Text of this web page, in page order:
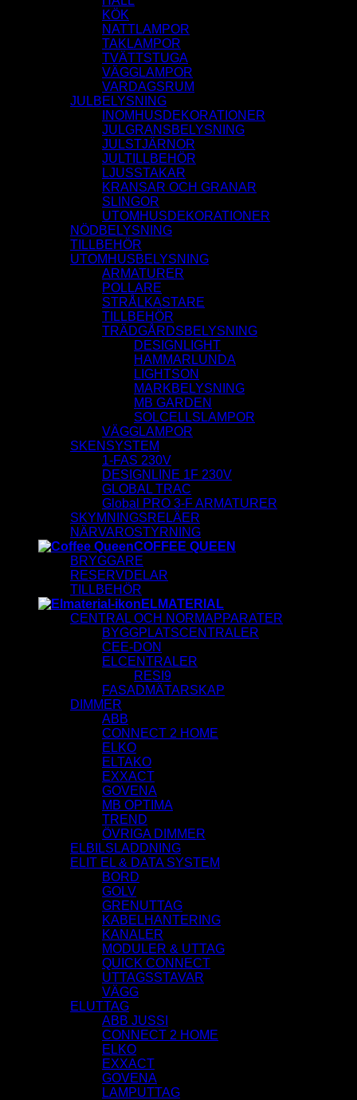
KÖK
NATTLAMPOR
TAKLAMPOR
TVÄTTSTUGA
VÄGGLAMPOR
VARDAGSRUM
JULBELYSNING
INOMHUSDEKORATIONER
JULGRANSBELYSNING
JULSTJÄRNOR
JULTILLBEHÖR
LJUSSTAKAR
KRANSAR OCH GRANAR
SLINGOR
UTOMHUSDEKORATIONER
NÖDBELYSNING
TILLBEHÖR
UTOMHUSBELYSNING
ARMATURER
POLLARE
STRÅLKASTARE
TILLBEHÖR
TRÄDGÅRDSBELYSNING
DESIGNLIGHT
HAMMARLUNDA
LIGHTSON
MARKBELYSNING
MB GARDEN
SOLCELLSLAMPOR
VÄGGLAMPOR
SKENSYSTEM
1-FAS 230V
DESIGNLINE 1F 230V
GLOBAL TRAC
Global PRO 3-F ARMATURER
SKYMNINGSRELÄER
NÄRVAROSTYRNING
COFFEE QUEEN
BRYGGARE
RESERVDELAR
TILLBEHÖR
ELMATERIAL
CENTRAL OCH NORMAPPARATER
BYGGPLATSCENTRALER
CEE-DON
ELCENTRALER
RESI9
FASADMÄTARSKAP
DIMMER
ABB
CONNECT 2 HOME
ELKO
ELTAKO
EXXACT
GOVENA
MB OPTIMA
TREND
ÖVRIGA DIMMER
ELBILSLADDNING
ELIT EL & DATA SYSTEM
BORD
GOLV
GRENUTTAG
KABELHANTERING
KANALER
MODULER & UTTAG
QUICK CONNECT
UTTAGSSTAVAR
VÄGG
ELUTTAG
ABB JUSSI
CONNECT 2 HOME
ELKO
EXXACT
GOVENA
LAMPUTTAG